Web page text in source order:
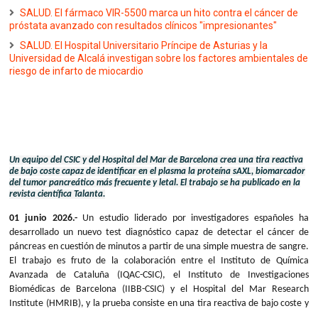
SALUD. El fármaco VIR-5500 marca un hito contra el cáncer de
próstata avanzado con resultados clínicos "impresionantes"
SALUD. El Hospital Universitario Príncipe de Asturias y la
Universidad de Alcalá investigan sobre los factores ambientales de
riesgo de infarto de miocardio
Un equipo del CSIC y del Hospital del Mar de Barcelona crea una tira reactiva
de bajo coste capaz de identificar en el plasma la proteína sAXL, biomarcador
del tumor pancreático más frecuente y letal. El trabajo se ha publicado en la
revista científica Talanta.
01 junio 2026.- Un estudio liderado por investigadores españoles ha
desarrollado un nuevo test diagnóstico capaz de detectar el cáncer de
páncreas en cuestión de minutos a partir de una simple muestra de sangre.
El trabajo es fruto de la colaboración entre el Instituto de Química
Avanzada de Cataluña (IQAC-CSIC), el Instituto de Investigaciones
Biomédicas de Barcelona (IIBB-CSIC) y el Hospital del Mar Research
Institute (HMRIB), y la prueba consiste en una tira reactiva de bajo coste y